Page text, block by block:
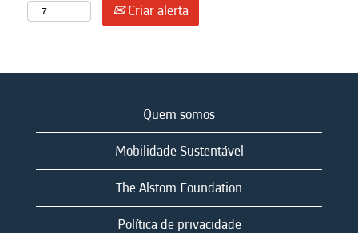
Criar alerta
Quem somos
Mobilidade Sustentável
The Alstom Foundation
Política de privacidade